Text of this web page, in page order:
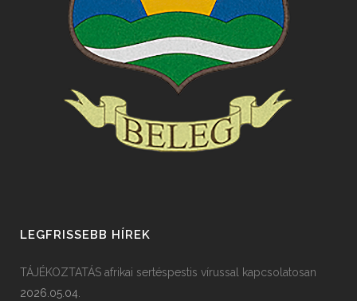
LEGFRISSEBB HÍREK
TÁJÉKOZTATÁS afrikai sertéspestis vírussal kapcsolatosan
2026.05.04.